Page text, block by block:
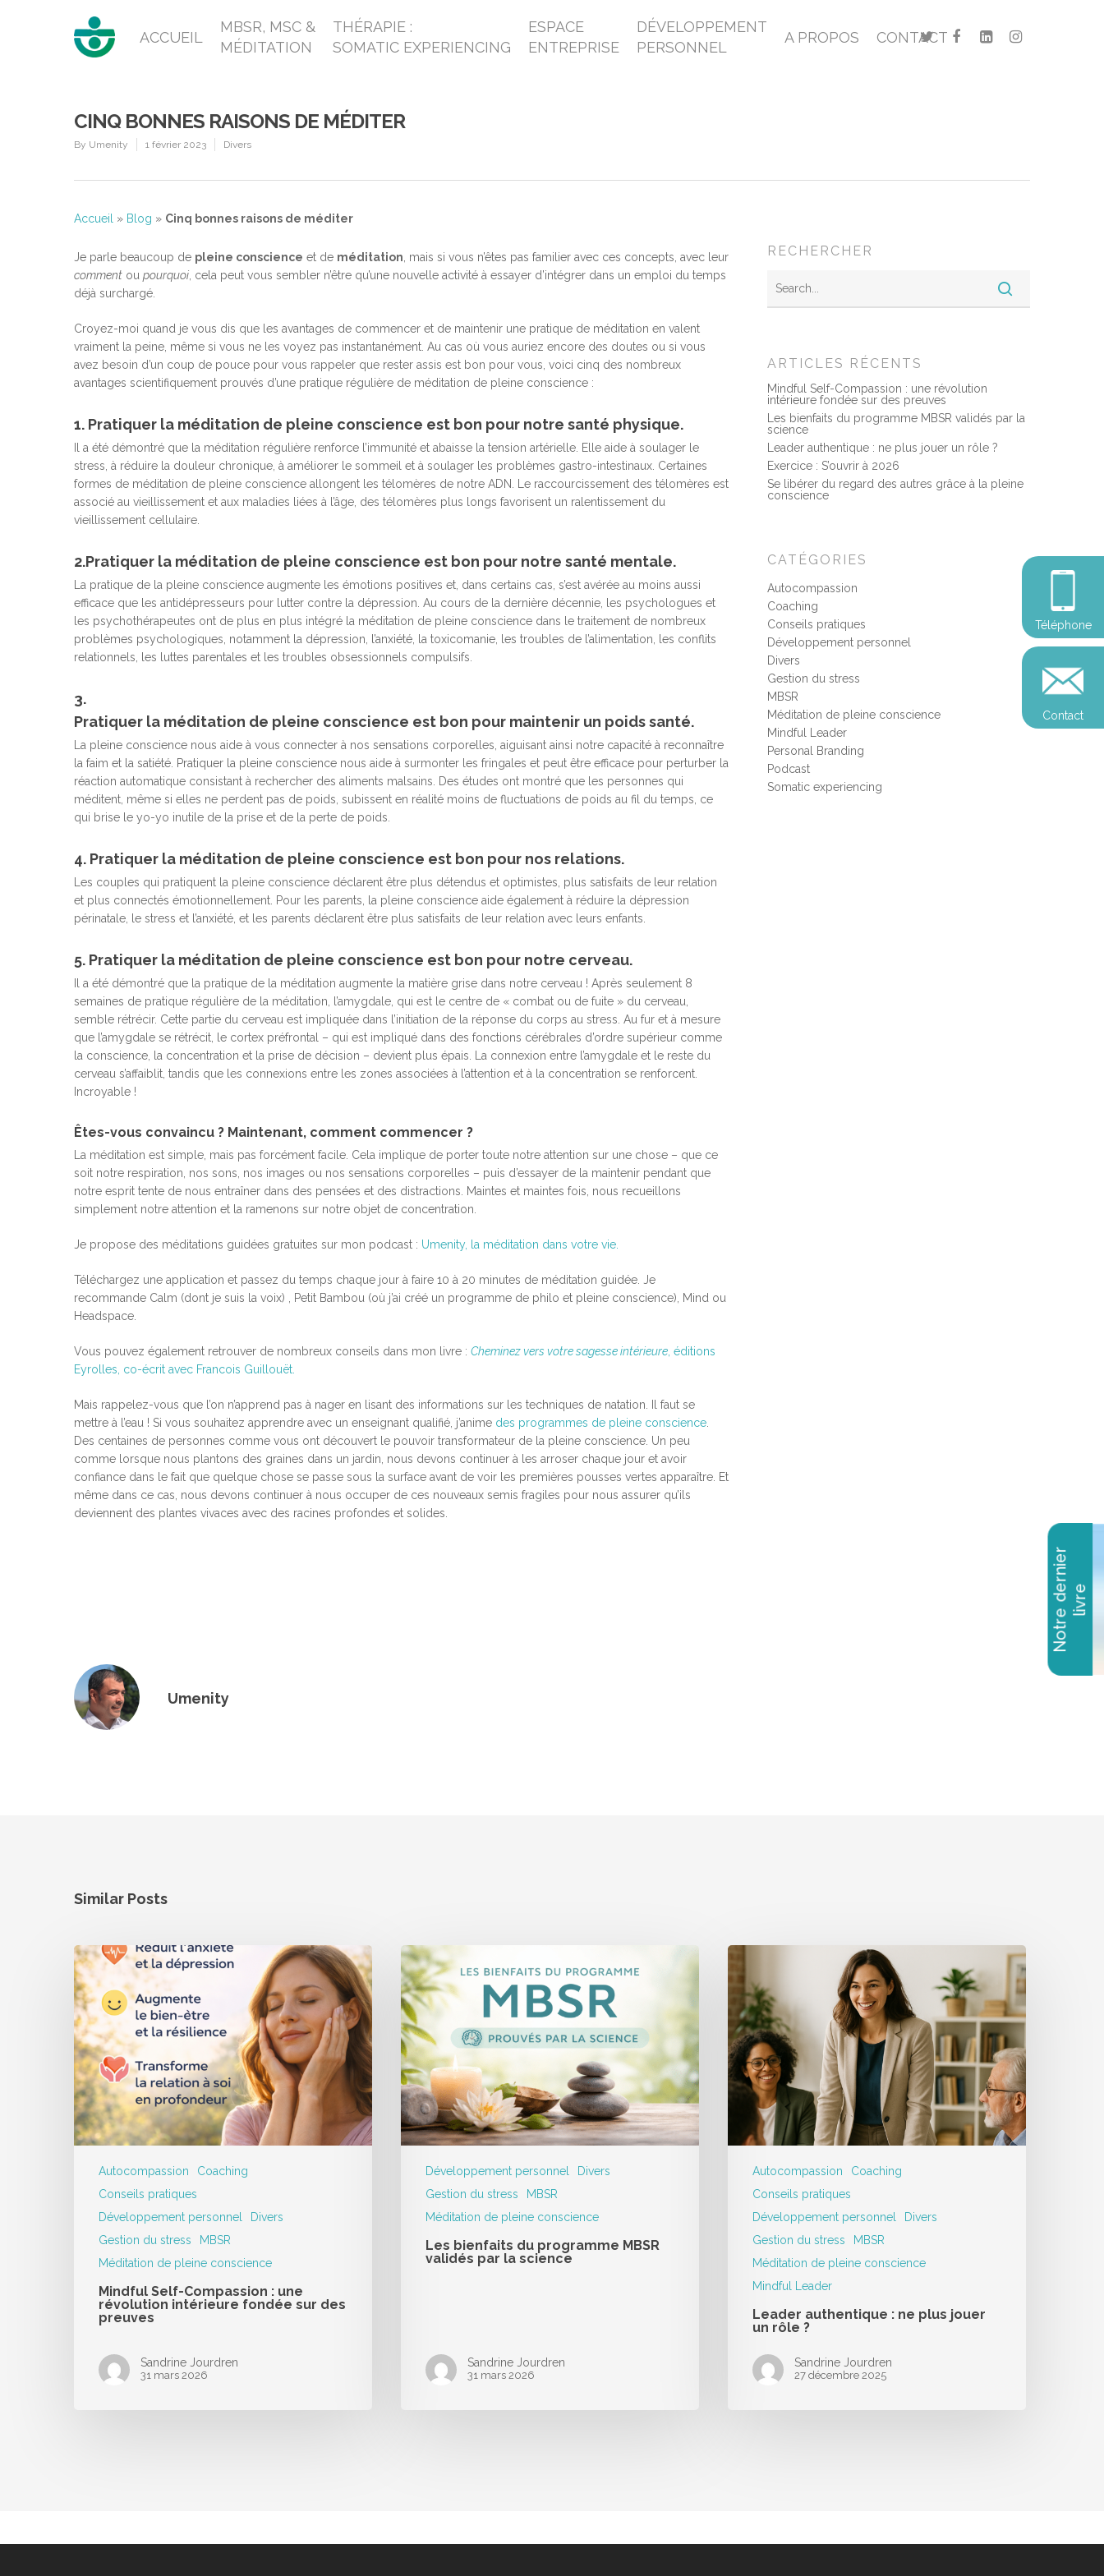
Hit enter to search or ESC to close
ACCUEIL
MBSR, MSC &
MÉDITATION
THÉRAPIE :
SOMATIC EXPERIENCING
ESPACE
ENTREPRISE
DÉVELOPPEMENT
PERSONNEL
A PROPOS CONTACT
CINQ BONNES RAISONS DE MÉDITER
By Umenity 1 février 2023 Divers
Accueil » Blog » Cinq bonnes raisons de méditer
Je parle beaucoup de pleine conscience et de méditation , mais si vous n’êtes pas familier avec ces concepts, avec leur
comment ou pourquoi , cela peut vous sembler n’être qu’une nouvelle activité à essayer d’intégrer dans un emploi du temps
déjà surchargé.
Croyez-moi quand je vous dis que les avantages de commencer et de maintenir une pratique de méditation en valent
vraiment la peine, même si vous ne les voyez pas instantanément. Au cas où vous auriez encore des doutes ou si vous
avez besoin d’un coup de pouce pour vous rappeler que rester assis est bon pour vous, voici cinq des nombreux
avantages scientifiquement prouvés d’une pratique régulière de méditation de pleine conscience :
1. Pratiquer la méditation de pleine conscience est bon pour notre santé physique.
Il a été démontré que la méditation régulière renforce l’immunité et abaisse la tension artérielle. Elle aide à soulager le
stress, à réduire la douleur chronique, à améliorer le sommeil et à soulager les problèmes gastro-intestinaux. Certaines
formes de méditation de pleine conscience allongent les télomères de notre ADN. Le raccourcissement des télomères est
associé au vieillissement et aux maladies liées à l’âge, des télomères plus longs favorisent un ralentissement du
vieillissement cellulaire.
2.Pratiquer la méditation de pleine conscience est bon pour notre santé mentale.
La pratique de la pleine conscience augmente les émotions positives et, dans certains cas, s’est avérée au moins aussi
efficace que les antidépresseurs pour lutter contre la dépression. Au cours de la dernière décennie, les psychologues et
les psychothérapeutes ont de plus en plus intégré la méditation de pleine conscience dans le traitement de nombreux
problèmes psychologiques, notamment la dépression, l’anxiété, la toxicomanie, les troubles de l’alimentation, les conflits
relationnels, les luttes parentales et les troubles obsessionnels compulsifs.
3.
Pratiquer la méditation de pleine conscience est bon pour maintenir un poids santé.
La pleine conscience nous aide à vous connecter à nos sensations corporelles, aiguisant ainsi notre capacité à reconnaître
la faim et la satiété. Pratiquer la pleine conscience nous aide à surmonter les fringales et peut être efficace pour perturber la
réaction automatique consistant à rechercher des aliments malsains. Des études ont montré que les personnes qui
méditent, même si elles ne perdent pas de poids, subissent en réalité moins de fluctuations de poids au fil du temps, ce
qui brise le yo-yo inutile de la prise et de la perte de poids.
4. Pratiquer la méditation de pleine conscience est bon pour nos relations.
Les couples qui pratiquent la pleine conscience déclarent être plus détendus et optimistes, plus satisfaits de leur relation
et plus connectés émotionnellement. Pour les parents, la pleine conscience aide également à réduire la dépression
périnatale, le stress et l’anxiété, et les parents déclarent être plus satisfaits de leur relation avec leurs enfants.
5. Pratiquer la méditation de pleine conscience est bon pour notre cerveau.
Il a été démontré que la pratique de la méditation augmente la matière grise dans notre cerveau ! Après seulement 8
semaines de pratique régulière de la méditation, l’amygdale, qui est le centre de « combat ou de fuite » du cerveau,
semble rétrécir. Cette partie du cerveau est impliquée dans l’initiation de la réponse du corps au stress. Au fur et à mesure
que l’amygdale se rétrécit, le cortex préfrontal – qui est impliqué dans des fonctions cérébrales d’ordre supérieur comme
la conscience, la concentration et la prise de décision – devient plus épais. La connexion entre l’amygdale et le reste du
cerveau s’affaiblit, tandis que les connexions entre les zones associées à l’attention et à la concentration se renforcent.
Incroyable !
Êtes-vous convaincu ? Maintenant, comment commencer ?
La méditation est simple, mais pas forcément facile. Cela implique de porter toute notre attention sur une chose – que ce
soit notre respiration, nos sons, nos images ou nos sensations corporelles – puis d’essayer de la maintenir pendant que
notre esprit tente de nous entraîner dans des pensées et des distractions. Maintes et maintes fois, nous recueillons
simplement notre attention et la ramenons sur notre objet de concentration.
Je propose des méditations guidées gratuites sur mon podcast : Umenity, la méditation dans votre vie.
Téléchargez une application et passez du temps chaque jour à faire 10 à 20 minutes de méditation guidée. Je
recommande Calm (dont je suis la voix) , Petit Bambou (où j’ai créé un programme de philo et pleine conscience), Mind ou
Headspace.
Vous pouvez également retrouver de nombreux conseils dans mon livre : Cheminez vers votre sagesse intérieure , éditions
Eyrolles, co-écrit avec Francois Guillouët.
Mais rappelez-vous que l’on n’apprend pas à nager en lisant des informations sur les techniques de natation. Il faut se
mettre à l’eau ! Si vous souhaitez apprendre avec un enseignant qualifié, j’anime des programmes de pleine conscience
Des centaines de personnes comme vous ont découvert le pouvoir transformateur de la pleine conscience. Un peu
comme lorsque nous plantons des graines dans un jardin, nous devons continuer à les arroser chaque jour et avoir
confiance dans le fait que quelque chose se passe sous la surface avant de voir les premières pousses vertes apparaître. Et
même dans ce cas, nous devons continuer à nous occuper de ces nouveaux semis fragiles pour nous assurer qu’ils
deviennent des plantes vivaces avec des racines profondes et solides.
Umenity
RECHERCHER
ARTICLES RÉCENTS
Mindful Self-Compassion : une révolution
intérieure fondée sur des preuves
Les bienfaits du programme MBSR validés par la
science
Leader authentique : ne plus jouer un rôle ?
Exercice : S’ouvrir à 2026
Se libérer du regard des autres grâce à la pleine
conscience
CATÉGORIES
Autocompassion
Coaching
Conseils pratiques
Développement personnel
Divers
Gestion du stress
MBSR
Méditation de pleine conscience
Mindful Leader
Personal Branding
Podcast
Somatic experiencing
Similar Posts
Autocompassion
Coaching
Conseils pratiques
Développement personnel
Divers
Gestion du stress
MBSR
Méditation de pleine conscience
Mindful Self-Compassion : une
révolution intérieure fondée sur des
preuves
Sandrine Jourdren
31 mars 2026
Développement personnel
Divers
Gestion du stress
MBSR
Méditation de pleine conscience
Les bienfaits du programme MBSR
validés par la science
Sandrine Jourdren
31 mars 2026
Autocompassion
Coaching
Conseils pratiques
Développement personnel
Divers
Gestion du stress
MBSR
Méditation de pleine conscience
Mindful Leader
Leader authentique : ne plus jouer
un rôle ?
Sandrine Jourdren
27 décembre 2025
Téléphone
Contact